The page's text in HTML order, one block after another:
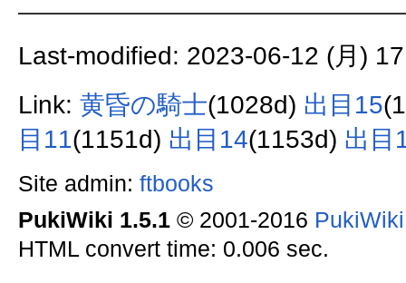
Last-modified: 2023-06-12 (月)
Link: 黄昏の騎士(1028d) 出目15
目11(1151d) 出目14(1153d) 出目
Site admin: ftbooks
PukiWiki 1.5.1© 2001-2016
HTML convert time: 0.006 sec.